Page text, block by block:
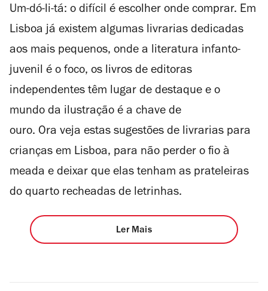
Um-dó-li-tá: o difícil é escolher onde comprar. Em
Lisboa já existem algumas livrarias dedicadas
aos mais pequenos, onde a literatura infanto-
juvenil é o foco, os livros de editoras
independentes têm lugar de destaque e o
mundo da ilustração é a chave de
ouro. Ora veja estas sugestões de livrarias para
crianças em Lisboa, para não perder o fio à
meada e deixar que elas tenham as prateleiras
do quarto recheadas de letrinhas.
Ler Mais